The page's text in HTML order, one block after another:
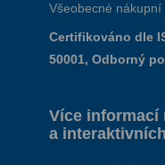
Všeobecné
Certifikováno dle
50001, Odborný
Více informací
a